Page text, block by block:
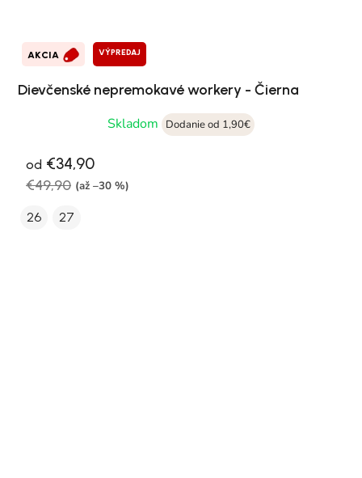
AKCIA VÝPREDAJ
Dievčenské nepremokavé workery - Čierna
Skladom
Dodanie od 1,90€
od €34,90
€49,90 (až –30 %)
26 27